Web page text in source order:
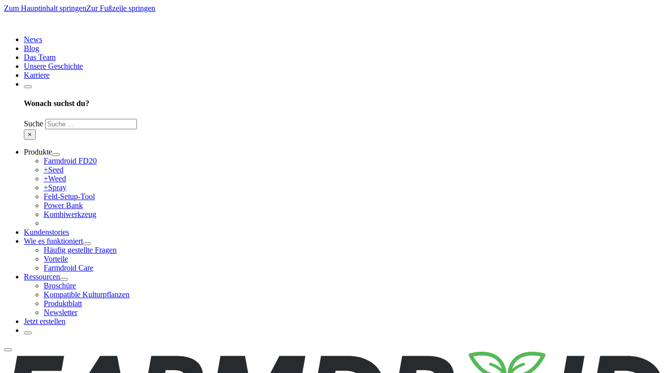
Zum Hauptinhalt springenZur Fußzeile springen
News
Blog
Das Team
Unsere Geschichte
Karriere
Wonach suchst du?
Suche
×
Produkte
Farmdroid FD20
+Seed
+Weed
+Spray
Feld-Setup-Tool
Power Bank
Kombiwerkzeug
Kundenstories
Wie es funktioniert
Häufig gestellte Fragen
Vorteile
Farmdroid Care
Ressourcen
Broschüre
Kompatible Kulturpflanzen
Produktblatt
Newsletter
Jetzt erstellen